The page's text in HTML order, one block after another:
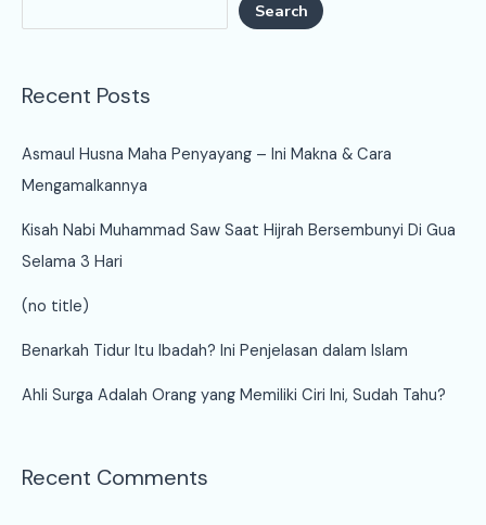
Search
Recent Posts
Asmaul Husna Maha Penyayang – Ini Makna & Cara
Mengamalkannya
Kisah Nabi Muhammad Saw Saat Hijrah Bersembunyi Di Gua
Selama 3 Hari
(no title)
Benarkah Tidur Itu Ibadah? Ini Penjelasan dalam Islam
Ahli Surga Adalah Orang yang Memiliki Ciri Ini, Sudah Tahu?
Recent Comments